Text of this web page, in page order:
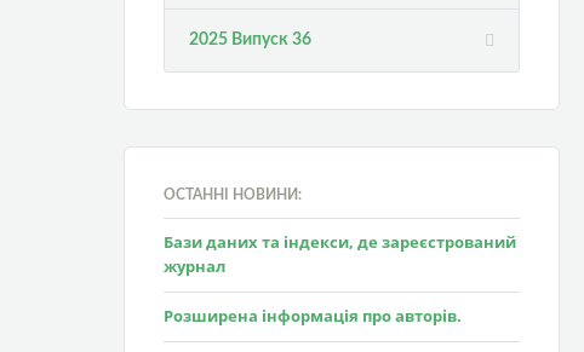
2025 Випуск 36
ОСТАННІ НОВИНИ:
Бази даних та індекси, де зареєстрований
журнал
Розширена інформація про авторів.